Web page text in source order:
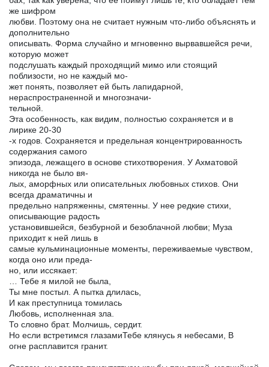
же шифром
любви. Поэтому она не считает нужным что-либо объяснять и
дополнительно
описывать. Форма случайно и мгновенно вырвавшейся речи,
которую может
подслушать каждый проходящий мимо или стоящий
поблизости, но не каждый мо-
жет понять, позволяет ей быть лапидарной,
нераспространенной и многозначи-
тельной.
Эта особенность, как видим, полностью сохраняется и в
лирике 20-30
-х годов. Сохраняется и предельная концентрированность
содержания самого
эпизода, лежащего в основе стихотворения. У Ахматовой
никогда не было вя-
лых, аморфных или описательных любовных стихов. Они
всегда драматичны и
предельно напряженны, смятенны. У нее редкие стихи,
описывающие радость
установившейся, безбурной и безоблачной любви; Муза
приходит к ней лишь в
самые кульминационные моменты, переживаемые чувством,
когда оно или преда-
но, или иссякает:
… Тебе я милой не была,
Ты мне постыл. А пытка длилась,
И как преступница томилась
Любовь, исполненная зла.
То словно брат. Молчишь, сердит.
Но если встретимся глазамиТебе клянусь я небесами, В
огне расплавится гранит.